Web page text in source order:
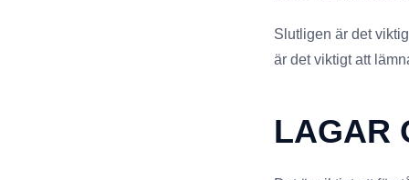
Slutligen är det
är det viktigt att
LAGAR